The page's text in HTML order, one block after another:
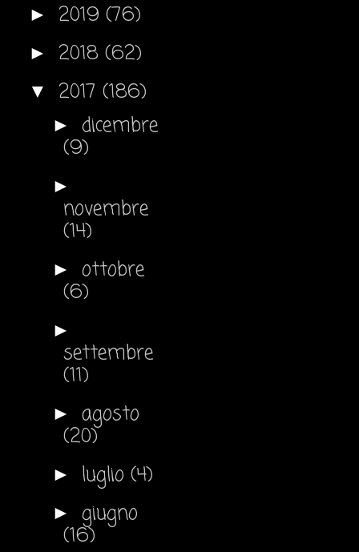
► 2019 (76)
► 2018 (62)
▼ 2017 (186)
► dicembre
(9)
►
novembre
(14)
► ottobre
(6)
►
settembre
(11)
► agosto
(20)
► luglio (4)
► giugno
(16)